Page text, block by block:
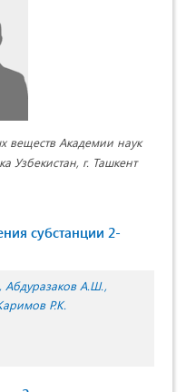
веществ Академии наук
Узбекистан, г. Ташкент
субстанции 2-
Абдуразаков А.Ш.
Р.К.